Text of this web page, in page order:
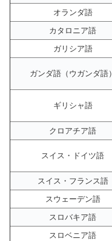
オランダ語
カタロニア語
ガリシア語
ガンダ語（ウガンダ語）
ギリシャ語
クロアチア語
スイス・ドイツ語
スイス・フランス語
スウェーデン語
スロバキア語
スロベニア語